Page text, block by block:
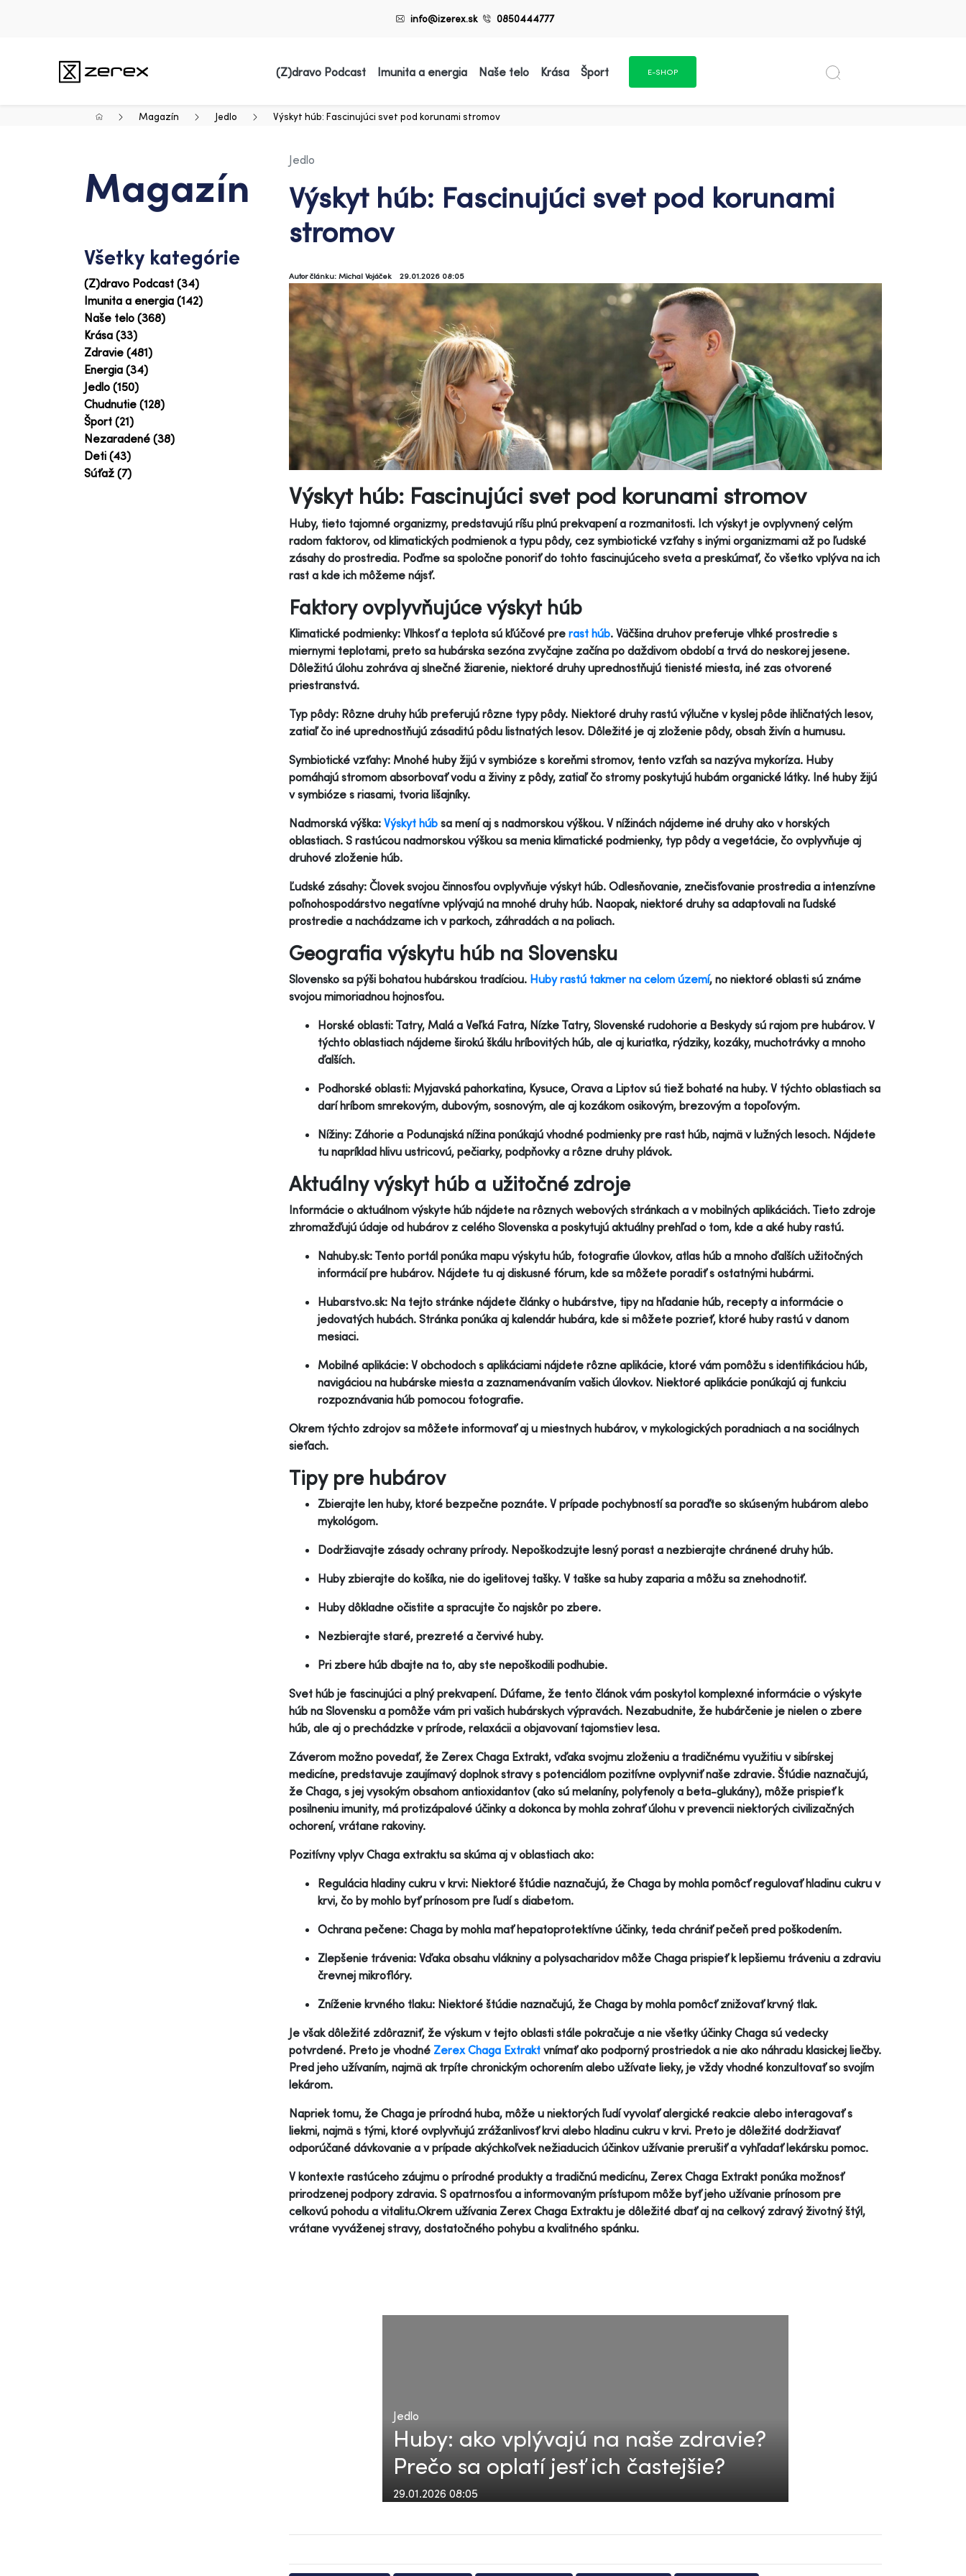
info@izerex.sk 0850444777
(Z)dravo Podcast Imunita a energia Naše telo Krása Šport E-SHOP
Magazín Jedlo Výskyt húb: Fascinujúci svet pod korunami stromov
Magazín
Všetky kategórie
(Z)dravo Podcast (34)
Imunita a energia (142)
Naše telo (368)
Krása (33)
Zdravie (481)
Energia (34)
Jedlo (150)
Chudnutie (128)
Šport (21)
Nezaradené (38)
Deti (43)
Súťaž (7)
Jedlo
Výskyt húb: Fascinujúci svet pod korunami
stromov
Autor článku: Michal Vojáček 29.01.2026 08:05
Výskyt húb: Fascinujúci svet pod korunami stromov
Huby, tieto tajomné organizmy, predstavujú ríšu plnú prekvapení a rozmanitosti. Ich výskyt je ovplyvnený celým
radom faktorov, od klimatických podmienok a typu pôdy, cez symbiotické vzťahy s inými organizmami až po ľudské
zásahy do prostredia. Poďme sa spoločne ponoriť do tohto fascinujúceho sveta a preskúmať, čo všetko vplýva na ich
rast a kde ich môžeme nájsť.
Faktory ovplyvňujúce výskyt húb
Klimatické podmienky: Vlhkosť a teplota sú kľúčové pre rast húb. Väčšina druhov preferuje vlhké prostredie s
miernymi teplotami, preto sa hubárska sezóna zvyčajne začína po daždivom období a trvá do neskorej jesene.
Dôležitú úlohu zohráva aj slnečné žiarenie, niektoré druhy uprednostňujú tienisté miesta, iné zas otvorené
priestranstvá.
Typ pôdy: Rôzne druhy húb preferujú rôzne typy pôdy. Niektoré druhy rastú výlučne v kyslej pôde ihličnatých lesov,
zatiaľ čo iné uprednostňujú zásaditú pôdu listnatých lesov. Dôležité je aj zloženie pôdy, obsah živín a humusu.
Symbiotické vzťahy: Mnohé huby žijú v symbióze s koreňmi stromov, tento vzťah sa nazýva mykoríza. Huby
pomáhajú stromom absorbovať vodu a živiny z pôdy, zatiaľ čo stromy poskytujú hubám organické látky. Iné huby žijú
v symbióze s riasami, tvoria lišajníky.
Nadmorská výška: Výskyt húb sa mení aj s nadmorskou výškou. V nížinách nájdeme iné druhy ako v horských
oblastiach. S rastúcou nadmorskou výškou sa menia klimatické podmienky, typ pôdy a vegetácie, čo ovplyvňuje aj
druhové zloženie húb.
Ľudské zásahy: Človek svojou činnosťou ovplyvňuje výskyt húb. Odlesňovanie, znečisťovanie prostredia a intenzívne
poľnohospodárstvo negatívne vplývajú na mnohé druhy húb. Naopak, niektoré druhy sa adaptovali na ľudské
prostredie a nachádzame ich v parkoch, záhradách a na poliach.
Geografia výskytu húb na Slovensku
Slovensko sa pýši bohatou hubárskou tradíciou. Huby rastú takmer na celom území, no niektoré oblasti sú známe
svojou mimoriadnou hojnosťou.
Horské oblasti: Tatry, Malá a Veľká Fatra, Nízke Tatry, Slovenské rudohorie a Beskydy sú rajom pre hubárov. V
týchto oblastiach nájdeme širokú škálu hríbovitých húb, ale aj kuriatka, rýdziky, kozáky, muchotrávky a mnoho
ďalších.
Podhorské oblasti: Myjavská pahorkatina, Kysuce, Orava a Liptov sú tiež bohaté na huby. V týchto oblastiach sa
darí hríbom smrekovým, dubovým, sosnovým, ale aj kozákom osikovým, brezovým a topoľovým.
Nížiny: Záhorie a Podunajská nížina ponúkajú vhodné podmienky pre rast húb, najmä v lužných lesoch. Nájdete
tu napríklad hlivu ustricovú, pečiarky, podpňovky a rôzne druhy plávok.
Aktuálny výskyt húb a užitočné zdroje
Informácie o aktuálnom výskyte húb nájdete na rôznych webových stránkach a v mobilných aplikáciách. Tieto zdroje
zhromažďujú údaje od hubárov z celého Slovenska a poskytujú aktuálny prehľad o tom, kde a aké huby rastú.
Nahuby.sk: Tento portál ponúka mapu výskytu húb, fotografie úlovkov, atlas húb a mnoho ďalších užitočných
informácií pre hubárov. Nájdete tu aj diskusné fórum, kde sa môžete poradiť s ostatnými hubármi.
Hubarstvo.sk: Na tejto stránke nájdete články o hubárstve, tipy na hľadanie húb, recepty a informácie o
jedovatých hubách. Stránka ponúka aj kalendár hubára, kde si môžete pozrieť, ktoré huby rastú v danom
mesiaci.
Mobilné aplikácie: V obchodoch s aplikáciami nájdete rôzne aplikácie, ktoré vám pomôžu s identifikáciou húb,
navigáciou na hubárske miesta a zaznamenávaním vašich úlovkov. Niektoré aplikácie ponúkajú aj funkciu
rozpoznávania húb pomocou fotografie.
Okrem týchto zdrojov sa môžete informovať aj u miestnych hubárov, v mykologických poradniach a na sociálnych
sieťach.
Tipy pre hubárov
Zbierajte len huby, ktoré bezpečne poznáte. V prípade pochybností sa poraďte so skúseným hubárom alebo
mykológom.
Dodržiavajte zásady ochrany prírody. Nepoškodzujte lesný porast a nezbierajte chránené druhy húb.
Huby zbierajte do košíka, nie do igelitovej tašky. V taške sa huby zaparia a môžu sa znehodnotiť.
Huby dôkladne očistite a spracujte čo najskôr po zbere.
Nezbierajte staré, prezreté a červivé huby.
Pri zbere húb dbajte na to, aby ste nepoškodili podhubie.
Svet húb je fascinujúci a plný prekvapení. Dúfame, že tento článok vám poskytol komplexné informácie o výskyte
húb na Slovensku a pomôže vám pri vašich hubárskych výpravách. Nezabudnite, že hubárčenie je nielen o zbere
húb, ale aj o prechádzke v prírode, relaxácii a objavovaní tajomstiev lesa.
Záverom možno povedať, že Zerex Chaga Extrakt, vďaka svojmu zloženiu a tradičnému využitiu v sibírskej
medicíne, predstavuje zaujímavý doplnok stravy s potenciálom pozitívne ovplyvniť naše zdravie. Štúdie naznačujú,
že Chaga, s jej vysokým obsahom antioxidantov (ako sú melaníny, polyfenoly a beta-glukány), môže prispieť k
posilneniu imunity, má protizápalové účinky a dokonca by mohla zohrať úlohu v prevencii niektorých civilizačných
ochorení, vrátane rakoviny.
Pozitívny vplyv Chaga extraktu sa skúma aj v oblastiach ako:
Regulácia hladiny cukru v krvi: Niektoré štúdie naznačujú, že Chaga by mohla pomôcť regulovať hladinu cukru v
krvi, čo by mohlo byť prínosom pre ľudí s diabetom.
Ochrana pečene: Chaga by mohla mať hepatoprotektívne účinky, teda chrániť pečeň pred poškodením.
Zlepšenie trávenia: Vďaka obsahu vlákniny a polysacharidov môže Chaga prispieť k lepšiemu tráveniu a zdraviu
črevnej mikroflóry.
Zníženie krvného tlaku: Niektoré štúdie naznačujú, že Chaga by mohla pomôcť znižovať krvný tlak.
Je však dôležité zdôrazniť, že výskum v tejto oblasti stále pokračuje a nie všetky účinky Chaga sú vedecky
potvrdené. Preto je vhodné Zerex Chaga Extrakt vnímať ako podporný prostriedok a nie ako náhradu klasickej liečby.
Pred jeho užívaním, najmä ak trpíte chronickým ochorením alebo užívate lieky, je vždy vhodné konzultovať so svojím
lekárom.
Napriek tomu, že Chaga je prírodná huba, môže u niektorých ľudí vyvolať alergické reakcie alebo interagovať s
liekmi, najmä s tými, ktoré ovplyvňujú zrážanlivosť krvi alebo hladinu cukru v krvi. Preto je dôležité dodržiavať
odporúčané dávkovanie a v prípade akýchkoľvek nežiaducich účinkov užívanie prerušiť a vyhľadať lekársku pomoc.
V kontexte rastúceho záujmu o prírodné produkty a tradičnú medicínu, Zerex Chaga Extrakt ponúka možnosť
prirodzenej podpory zdravia. S opatrnosťou a informovaným prístupom môže byť jeho užívanie prínosom pre
celkovú pohodu a vitalitu.Okrem užívania Zerex Chaga Extraktu je dôležité dbať aj na celkový zdravý životný štýl,
vrátane vyváženej stravy, dostatočného pohybu a kvalitného spánku.
Jedlo
Huby: ako vplývajú na naše zdravie?
Prečo sa oplatí jesť ich častejšie?
29.01.2026 08:05